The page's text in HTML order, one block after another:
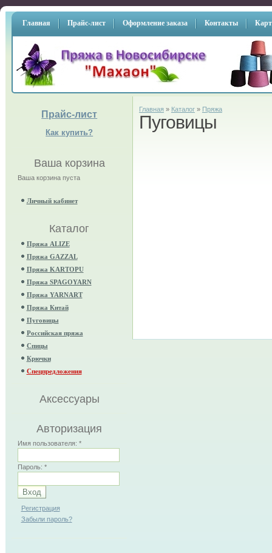
Главная Прайс-лист Оформление заказа Контакты
Прайс-лист
Как купить?
Ваша корзина
Ваша корзина пуста
Личный кабинет
Каталог
Пряжа ALIZE
Пряжа GAZZAL
Пряжа KARTOPU
Пряжа SPAGOYARN
Пряжа YARNART
Пряжа Китай
Пуговицы
Российская пряжа
Спицы
Крючки
Спецпредложения
Аксессуары
Авторизация
Имя пользователя: *
Пароль: *
Регистрация
Забыли пароль?
Главная » Каталог» Пряжа
Пуговицы